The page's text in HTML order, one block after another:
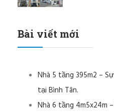
Bài viết mới
Nhà 5 tầng 395m2 –
tại Bình Tân.
Nhà 6 tầng 4m5x24m